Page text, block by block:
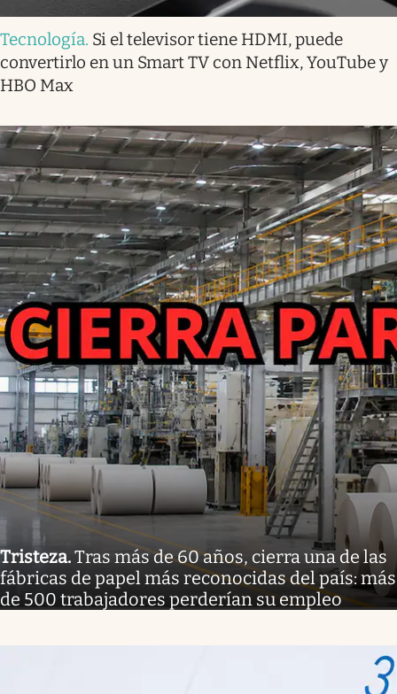
Tecnología. Si el televisor tiene HDMI, puede
convertirlo en un Smart TV con Netflix, YouTube y
HBO Max
Tristeza.Tras más de 60 años, cierra una de las
fábricas de papel más reconocidas del país: más
de 500 trabajadores perderían su empleo